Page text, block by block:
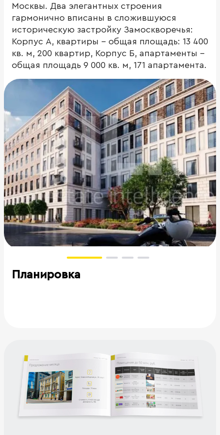
Москвы. Два элегантных строения
гармонично вписаны в сложившуюся
историческую застройку Замоскворечья:
Корпус А, квартиры - общая площадь: 13 400
кв. м, 200 квартир, Корпус Б, апартаменты -
общая площадь 9 000 кв. м, 171 апартамента.
Планировка